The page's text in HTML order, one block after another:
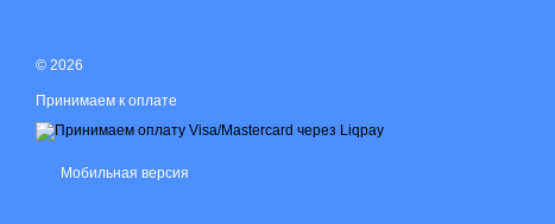
© 2026
Принимаем к оплате
Мобильная версия